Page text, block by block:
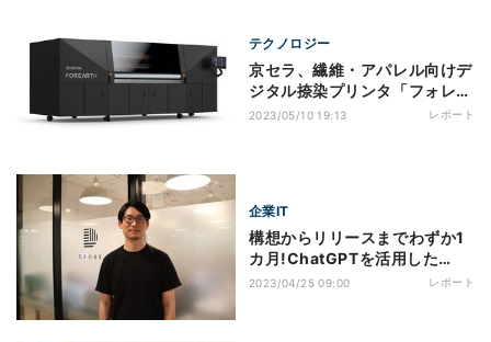
テクノロジー
京セラ、繊維・アパレル向けデ
ジタル捺染プリンタ「フォレア
ス」を開発
2023/05/10 19:13 レポート
企業IT
構想からリリースまでわずか1
カ月!ChatGPTを活用した
DROBEの新サービスに迫る
2023/04/25 09:00 レポート